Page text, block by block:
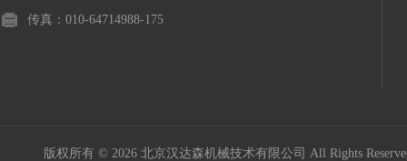
传真：010-64714988-175
版权所有 © 2026 北京汉达森机械技术有限公司 All Rights